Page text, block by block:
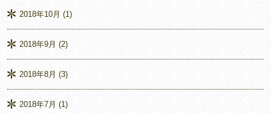
2018年10月 (1)
2018年9月 (2)
2018年8月 (3)
2018年7月 (1)